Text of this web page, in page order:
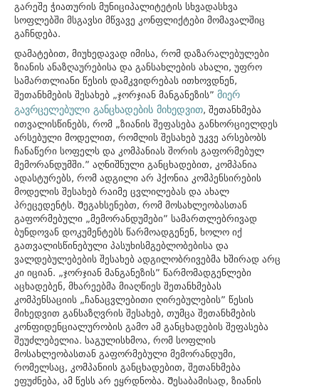
გარეშე ჭიათურის მუნიციპალიტეტის სხვადასხვა
სოფლებში მსგავსი მწვავე კონფლიქტები მომავალშიც
გაჩნდება.
დამატებით, მიუხედავად იმისა, რომ დაზარალებულები
ზიანის ანაზღაურებისა და განსახლების ახალი, უფრო
სამართლიანი წესის დამკვიდრებას ითხოვდნენ,
შეთანხმების შესახებ „ჯორჯიან მანგანეზის”მიერ
გავრცელებული განცხადების მიხედვით, შეთანხმება
ითვალისწინებს, რომ „ზიანის შეფასება განხორციელდეს
არსებული მოდელით, რომლის შესახებ უკვე არსებობს
ჩანაწერი სოფელს და კომპანიას შორის გაფორმებულ
მემორანდუმში.” აღნიშნული განცხადებით, კომპანია
ადასტურებს, რომ ადგილი არ ჰქონია კომპენსირების
მოდელის შესახებ რაიმე ცვლილებას და ახალ
პრეცედენტს. Შეგახსენებთ, რომ მოსახლეობასთან
გაფორმებული „მემორანდუმები” სამართლებრივად
ბუნდოვან დოკუმენტებს წარმოადგენენ, ხოლო იქ
გათვალისწინებული პასუხისმგებლობებისა და
ვალდებულებების შესახებ ადგილობრივებმა ხშირად არც
კი იციან. „ჯორჯიან მანგანეზის” წარმომადგენლები
აცხადებენ, მხარეებმა მიაღწიეს შეთანხმებას
კომპენსაციის „ჩანაცვლებითი ღირებულების” წესის
მიხედვით განსაზღვრის შესახებ, თუმცა შეთანხმების
კონფიდენციალურობის გამო ამ განცხადების შეფასება
შეუძლებელია. საგულისხმოა, რომ სოფლის
მოსახლეობასთან გაფორმებული მემორანდუმი,
რომელსაც, კომპანიის განცხადებით, შეთანხმება
ეფუძნება, ამ წესს არ ეყრდნობა. Შესაბამისად, ზიანის